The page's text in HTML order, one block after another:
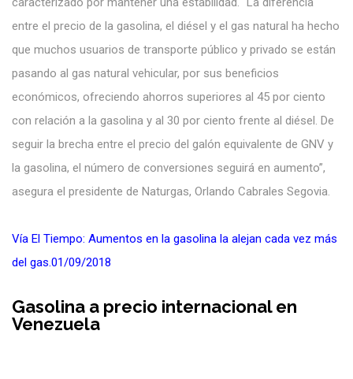
entre el precio de la gasolina, el diésel y el gas natural ha hecho
que muchos usuarios de transporte público y privado se están
pasando al gas natural vehicular, por sus beneficios
económicos, ofreciendo ahorros superiores al 45 por ciento
con relación a la gasolina y al 30 por ciento frente al diésel. De
seguir la brecha entre el precio del galón equivalente de GNV y
la gasolina, el número de conversiones seguirá en aumento”,
asegura el presidente de Naturgas, Orlando Cabrales Segovia.
Vía El Tiempo: Aumentos en la gasolina la alejan cada vez más
del gas.01/09/2018
Gasolina a precio internacional en
Venezuela